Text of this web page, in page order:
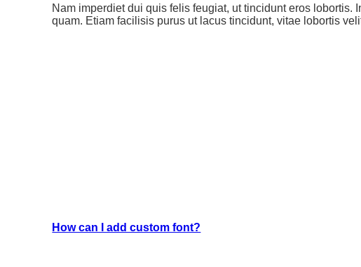
Nam imperdiet dui quis felis feugiat, ut tincidunt eros
quam. Etiam facilisis purus ut lacus tincidunt, vitae lobortis
How can I add custom font?